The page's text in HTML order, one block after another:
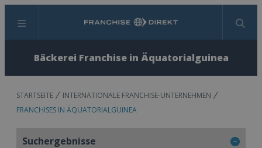
Menü Suchen
Bäckerei Franchise in Äquatorialguinea
STARTSEITE
INTERNATIONALE FRANCHISE-UNTERNEHMEN
FRANCHISES IN ÄQUATORIALGUINEA
Suchergebnisse